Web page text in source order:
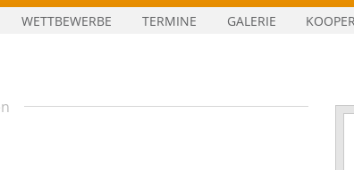
WETTBEWERBE TERMINE GALERIE